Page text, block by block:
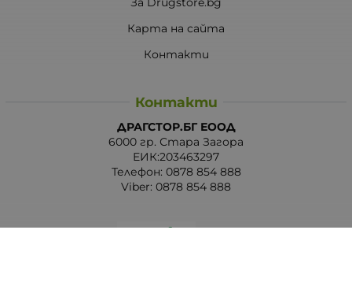
Карта на сайта
Контакти
Контакти
ДРАГСТОР.БГ ЕООД
6000 гр. Стара Загора
ЕИК:203463297
Телефон: 0878 854 888
Viber: 0878 854 888